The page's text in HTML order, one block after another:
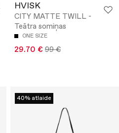
HVISK
CITY MATTE TWILL -
Teātra somiņas
ONE SIZE
29.70 € 99 €
40% atlaide